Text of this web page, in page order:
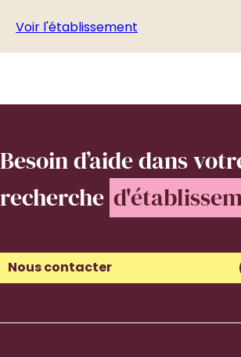
Voir l'établissement
Besoin d’aidedans
recherche
Nous contacter